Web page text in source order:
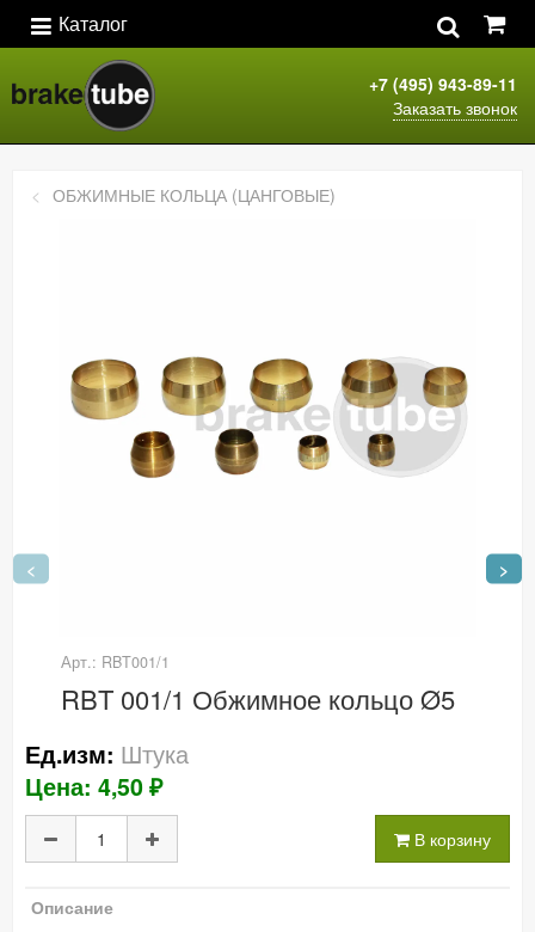
Каталог
+7 (495) 943-89-11
Заказать звонок
< >
ОБЖИМНЫЕ КОЛЬЦА (ЦАНГОВЫЕ)
Арт.: RBT001/1
RBT 001/1 Обжимное кольцо Ø5
Ед.изм: Штука
Цена: 4,50 ₽
В корзину
Описание